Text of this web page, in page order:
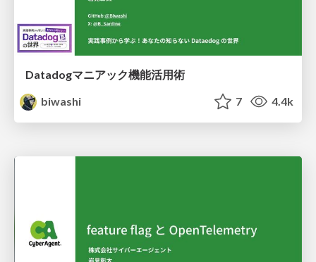
Datadogマニアック機能活用術
biwashi
7 4.4k